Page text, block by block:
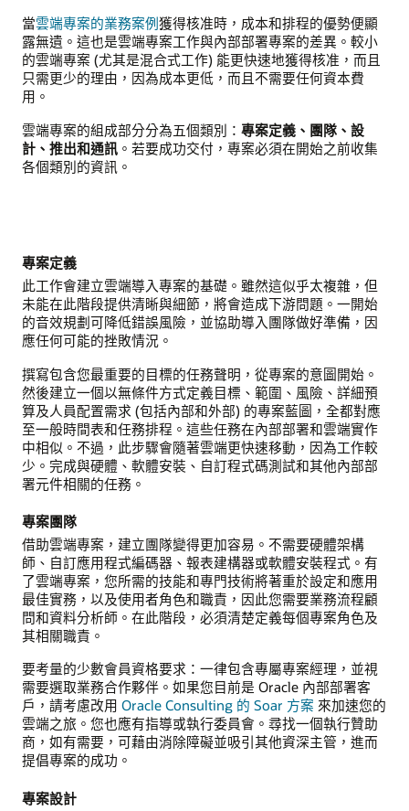
當雲端專案的業務案例獲得核准時，成本和排程的優勢便顯
露無遺。這也是雲端專案工作與內部部署專案的差異。較小
的雲端專案 (尤其是混合式工作) 能更快速地獲得核准，而且
只需更少的理由，因為成本更低，而且不需要任何資本費
用。
雲端專案的組成部分分為五個類別： 專案定義、團隊、設
計、推出和通訊 。若要成功交付，專案必須在開始之前收集
各個類別的資訊。
專案定義
此工作會建立雲端導入專案的基礎。雖然這似乎太複雜，但
未能在此階段提供清晰與細節，將會造成下游問題。一開始
的音效規劃可降低錯誤風險，並協助導入團隊做好準備，因
應任何可能的挫敗情況。
撰寫包含您最重要的目標的任務聲明，從專案的意圖開始。
然後建立一個以無條件方式定義目標、範圍、風險、詳細預
算及人員配置需求 (包括內部和外部) 的專案藍圖，全都對應
至一般時間表和任務排程。這些任務在內部部署和雲端實作
中相似。不過，此步驟會隨著雲端更快速移動，因為工作較
少。完成與硬體、軟體安裝、自訂程式碼測試和其他內部部
署元件相關的任務。
專案團隊
借助雲端專案，建立團隊變得更加容易。不需要硬體架構
師、自訂應用程式編碼器、報表建構器或軟體安裝程式。有
了雲端專案，您所需的技能和專門技術將著重於設定和應用
最佳實務，以及使用者角色和職責，因此您需要業務流程顧
問和資料分析師。在此階段，必須清楚定義每個專案角色及
其相關職責。
要考量的少數會員資格要求：一律包含專屬專案經理，並視
需要選取業務合作夥伴。如果您目前是 Oracle 內部部署客
戶，請考慮改用 Oracle Consulting 的 Soar 方案 來加速您的
雲端之旅。您也應有指導或執行委員會。尋找一個執行贊助
商，如有需要，可藉由消除障礙並吸引其他資深主管，進而
提倡專案的成功。
專案設計